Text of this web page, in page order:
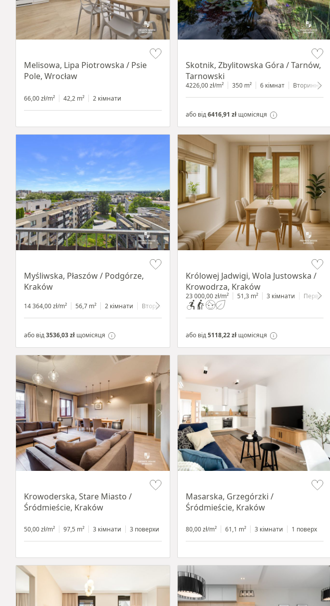
Melisowa, Lipa Piotrowska / Psie
Pole, Wrocław
66,00 zł/m² 42,2 m² 2 кімнати
Skotnik, Zbylitowska Góra / Tarnów,
Tarnowski
4226,00 zł/m² 350 m² 6 кімнат Вторинний
або від6416,91 zł щомісяця
Myśliwska, Płaszów / Podgórze,
Kraków
14 364,00 zł/m² 56,7 m² 2 кімнати Вторинний 7 поверхів
або від3536,03 zł щомісяця
Królowej Jadwigi, Wola Justowska /
Krowodrza, Kraków
23 000,00 zł/m² 51,3 m² 3 кімнати
або від5118,22 zł щомісяця
Krowoderska, Stare Miasto /
Śródmieście, Kraków
50,00 zł/m² 97,5 m² 3 кімнати 3 поверхи
Masarska, Grzegórzki /
Śródmieście, Kraków
80,00 zł/m² 61,1 m² 3 кімнати 1 поверх